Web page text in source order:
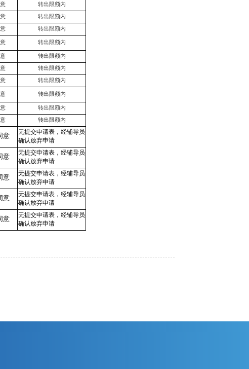
转出限额内
转出限额内
转出限额内
转出限额内
转出限额内
转出限额内
转出限额内
转出限额内
转出限额内
转出限额内
意
无提交申请表，经辅导员
确认放弃申请
意
无提交申请表，经辅导员
确认放弃申请
意
无提交申请表，经辅导员
确认放弃申请
意
无提交申请表，经辅导员
确认放弃申请
意
无提交申请表，经辅导员
确认放弃申请